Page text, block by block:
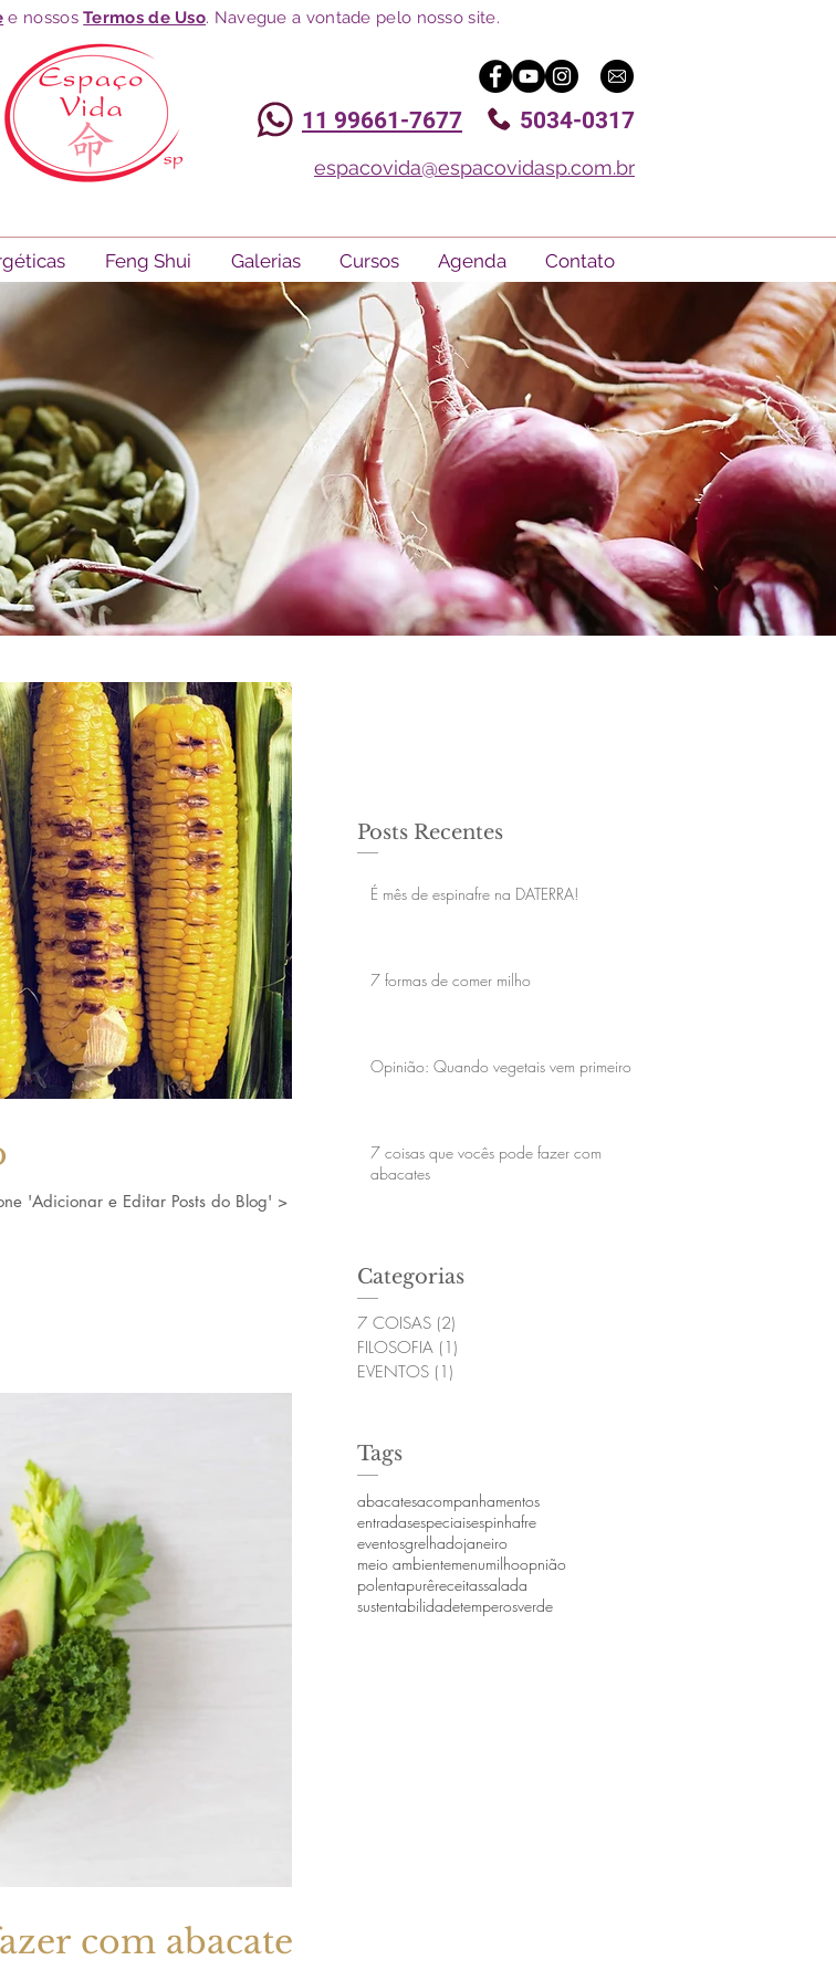
e nossosTermos de Uso. Navegue a vontade pelo nosso site.
11 99661-7677 5034-0317
espacovida@espacovidasp.com.br
Feng Shui Galerias Cursos Agenda Contato
'Adicionar e Editar Posts do Blog' >
com abacates
Posts Recentes
É mês de espinafre na DATERRA!
7 formas de comer milho
Opinião: Quando vegetais vem primeiro
7 coisas que vocês pode fazer com
abacates
Categorias
7 COISAS (2)
FILOSOFIA (1)
EVENTOS (1)
Tags
abacatesacompanhamentos
entradasespeciaisespinhafre
eventosgrelhadojaneiro
meio ambientemenumilhoopnião
polentapurêreceitassalada
sustentabilidadetemperosverde